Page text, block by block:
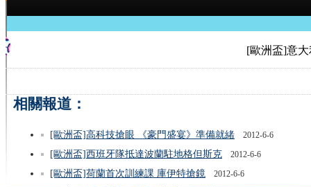
[歐洲盃]意
相關報道：
[歐洲盃]高科技搶眼 《豪門盛宴》準備就緒 2012-6-6
[歐洲盃]西班牙隊抵達波蘭駐地格但斯克 2012-6-6
[歐洲盃]荷蘭首次訓練課 庫伊特搶鏡 2012-6-6